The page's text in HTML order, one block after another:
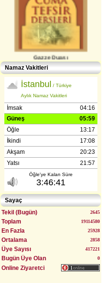
Gazze Duası
Gençlerle İletişim (Günışığı-
Reşitpaşa​) Abdülhamit Kahraman
Uyumlu Evlilik Yöntemi (Bulgurlu)
Namaz Vakitleri
Sayaç
Tekil (Bugün)
2645
Toplam 19114580
En Fazla 25928
Ortalama 2858
Üye Sayısı 417221
Bugün Üye Olan 0
Online Ziyaretci